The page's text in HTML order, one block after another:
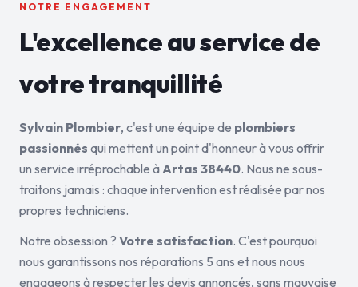
NOTRE ENGAGEMENT
L'excellence au service de
votre tranquillité
Sylvain Plombier, c'est une équipe de plombiers
passionnés qui mettent un point d'honneur à vous offrir
un service irréprochable àArtas 38440. Nous ne sous-
traitons jamais : chaque intervention est réalisée par nos
propres techniciens.
Notre obsession ? Votre satisfaction. C'est pourquoi
nous garantissons nos réparations 5 ans et nous nous
engageons à respecter les devis annoncés, sans mauvaise